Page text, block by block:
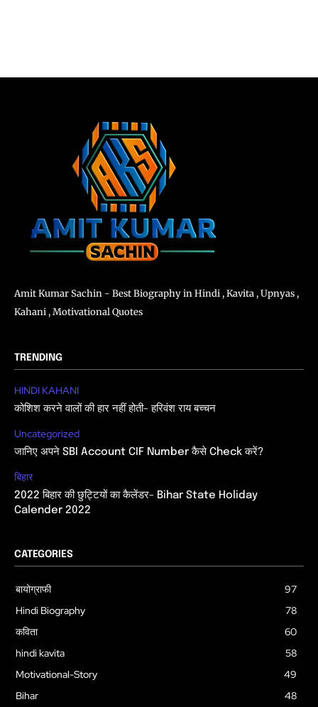
Amit Kumar Sachin - Best Biography in Hindi , Kavita , Upnyas ,
Kahani , Motivational Quotes
TRENDING
HINDI KAHANI
कोशिश करने वालों की हार नहीं होती- हरिवंश राय बच्चन
Uncategorized
जानिए अपने SBI Account CIF Number कैसे Check करें?
बिहार
2022 बिहार की छुट्टियों का कैलेंडर- Bihar State Holiday
Calender 2022
CATEGORIES
बायोग्राफी
97
Hindi Biography
78
कविता
60
hindi kavita
58
Motivational-Story
49
Bihar
48